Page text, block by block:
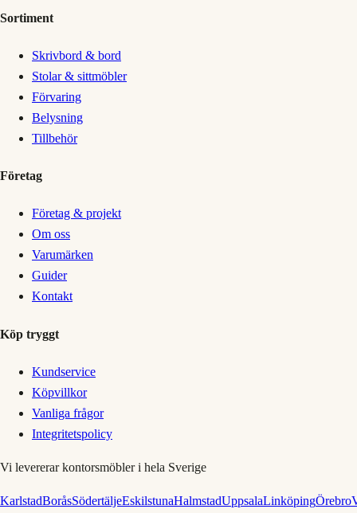
Sortiment
Skrivbord & bord
Stolar & sittmöbler
Förvaring
Belysning
Tillbehör
Företag
Företag & projekt
Om oss
Varumärken
Guider
Kontakt
Köp tryggt
Kundservice
Köpvillkor
Vanliga frågor
Integritetspolicy
Vi levererar kontorsmöbler i hela Sverige
KarlstadBoråsSödertäljeEskilstunaHalmstadUppsalaLinköpingÖrebro